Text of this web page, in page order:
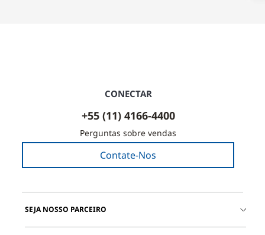
CONECTAR
+55 (11) 4166-4400
Perguntas sobre vendas
Contate-Nos
SEJA NOSSO PARCEIRO